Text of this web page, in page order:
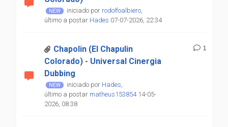
iniciado por rodolfoalbiero,
último a postar Hades 07-07-2026, 22:34
Chapolin (El Chapulin
Colorado) - Universal Cinergia
Dubbing
iniciado por Hades,
último a postar matheus15385414-05-
2026, 08:38
1